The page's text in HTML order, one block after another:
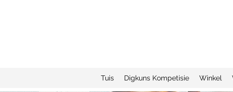
Tuis Digkuns Kompetisie Winkel